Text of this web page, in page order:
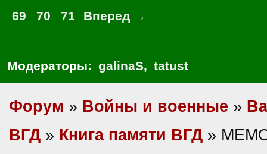
69
70 71 Вперед →
Модераторы: galinaS, tatust
Форум » Войны и военные »
ВГД » Книга памяти ВГД »